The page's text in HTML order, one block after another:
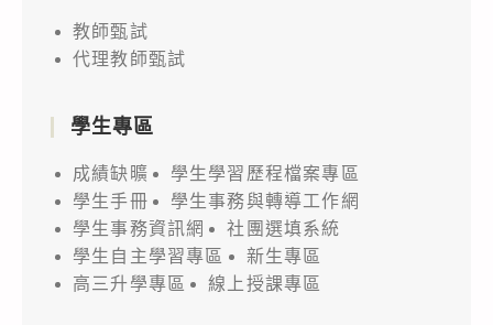
教師甄試
代理教師甄試
學生專區
成績缺曠
學生學習歷程檔案專區
學生手冊
學生事務與轉導工作網
學生事務資訊網
社團選填系統
學生自主學習專區
新生專區
高三升學專區
線上授課專區